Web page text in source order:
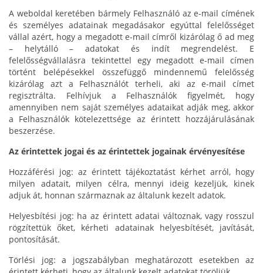
A weboldal keretében bármely Felhasználó az e-mail címének
és személyes adatainak megadásakor egyúttal felelősséget
vállal azért, hogy a megadott e-mail címről kizárólag ő ad meg
– helytálló – adatokat és indít megrendelést. E
felelősségvállalásra tekintettel egy megadott e-mail címen
történt belépésekkel összefüggő mindennemű felelősség
kizárólag azt a Felhasználót terheli, aki az e-mail címet
regisztrálta. Felhívjuk a Felhasználók figyelmét, hogy
amennyiben nem saját személyes adataikat adják meg, akkor
a Felhasználók kötelezettsége az érintett hozzájárulásának
beszerzése.
Az érintettek jogai és az érintettek jogainak érvényesítése
Hozzáférési jog: az érintett tájékoztatást kérhet arról, hogy
milyen adatait, milyen célra, mennyi ideig kezeljük, kinek
adjuk át, honnan származnak az általunk kezelt adatok.
Helyesbítési jog: ha az érintett adatai változnak, vagy rosszul
rögzítettük őket, kérheti adatainak helyesbítését, javítását,
pontosítását.
Törlési jog: a jogszabályban meghatározott esetekben az